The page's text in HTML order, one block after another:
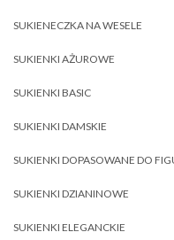
SUKIENECZKA NA WESELE
SUKIENKI AŻUROWE
SUKIENKI BASIC
SUKIENKI DAMSKIE
SUKIENKI DOPASOWANE DO
SUKIENKI DZIANINOWE
SUKIENKI ELEGANCKIE